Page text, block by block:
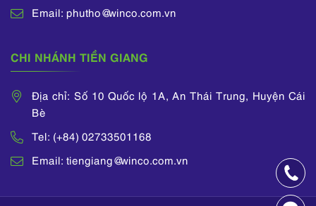
Email: phutho@winco.com.vn
CHI NHÁNH TIỀN GIANG
Địa chỉ: Số 10 Quốc lộ 1A, An Thái Trung, Huyện Cái
Bè
Tel: (+84) 02733501168
Email: tiengiang@winco.com.vn